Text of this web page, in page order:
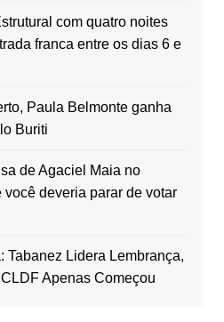
com quatro noites
franca entre os dias 6 e
Paula Belmonte ganha
Buriti
de Agaciel Maia no
deveria parar de votar
Tabanez Lidera Lembrança,
Apenas Começou